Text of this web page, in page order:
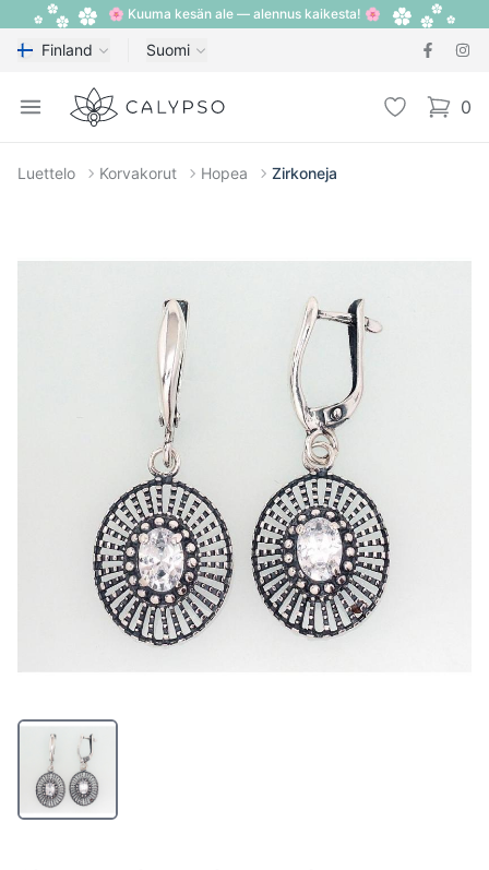
🌸 Kuuma kesän ale — alennus kaikesta! 🌸
Finland Suomi
Open menu
Calypso Toivelista 0
items
Luettelo Korvakorut Hopea Zirkoneja